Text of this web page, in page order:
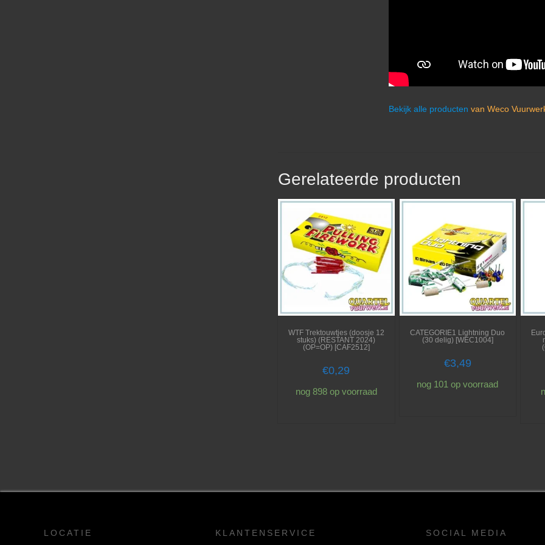
Bekijk alle producten van Weco
Gerelateerde producten
WTF Trektouwtjes (doosje 12
stuks) (RESTANT 2024)
(OP=OP) [CAF2512]
€0,29
nog 898 op voorraad
CATEGORIE1 Lightning Duo
(30 delig) [WEC1004]
€3,49
nog 101 op voorraad
LOCATIE KLANTENSERVICE SOCIAL MEDIA